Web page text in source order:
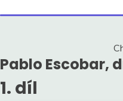
Pablo Escobar,
1. díl